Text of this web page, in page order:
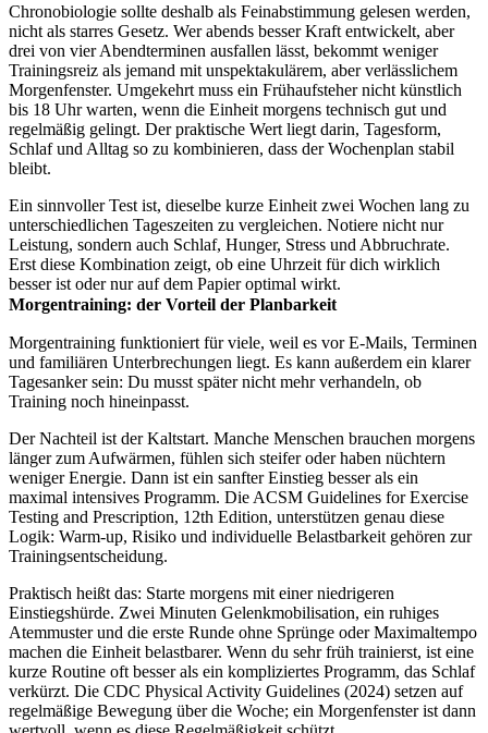
Chronobiologie sollte deshalb als Feinabstimmung gelesen werden,
nicht als starres Gesetz. Wer abends besser Kraft entwickelt, aber
drei von vier Abendterminen ausfallen lässt, bekommt weniger
Trainingsreiz als jemand mit unspektakulärem, aber verlässlichem
Morgenfenster. Umgekehrt muss ein Frühaufsteher nicht künstlich
bis 18 Uhr warten, wenn die Einheit morgens technisch gut und
regelmäßig gelingt. Der praktische Wert liegt darin, Tagesform,
Schlaf und Alltag so zu kombinieren, dass der Wochenplan stabil
bleibt.
Ein sinnvoller Test ist, dieselbe kurze Einheit zwei Wochen lang zu
unterschiedlichen Tageszeiten zu vergleichen. Notiere nicht nur
Leistung, sondern auch Schlaf, Hunger, Stress und Abbruchrate.
Erst diese Kombination zeigt, ob eine Uhrzeit für dich wirklich
besser ist oder nur auf dem Papier optimal wirkt.
Morgentraining: der Vorteil der Planbarkeit
Morgentraining funktioniert für viele, weil es vor E-Mails, Terminen
und familiären Unterbrechungen liegt. Es kann außerdem ein klarer
Tagesanker sein: Du musst später nicht mehr verhandeln, ob
Training noch hineinpasst.
Der Nachteil ist der Kaltstart. Manche Menschen brauchen morgens
länger zum Aufwärmen, fühlen sich steifer oder haben nüchtern
weniger Energie. Dann ist ein sanfter Einstieg besser als ein
maximal intensives Programm. Die ACSM Guidelines for Exercise
Testing and Prescription, 12th Edition, unterstützen genau diese
Logik: Warm-up, Risiko und individuelle Belastbarkeit gehören zur
Trainingsentscheidung.
Praktisch heißt das: Starte morgens mit einer niedrigeren
Einstiegshürde. Zwei Minuten Gelenkmobilisation, ein ruhiges
Atemmuster und die erste Runde ohne Sprünge oder Maximaltempo
machen die Einheit belastbarer. Wenn du sehr früh trainierst, ist eine
kurze Routine oft besser als ein kompliziertes Programm, das Schlaf
verkürzt. Die CDC Physical Activity Guidelines (2024) setzen auf
regelmäßige Bewegung über die Woche; ein Morgenfenster ist dann